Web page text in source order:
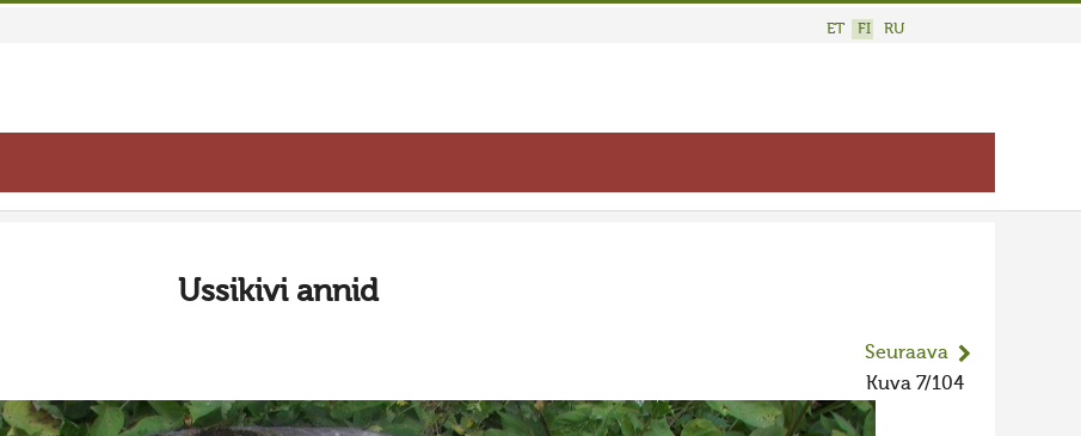
ET FI RU
Ussikivi annid
Seuraava
Kuva 7/104